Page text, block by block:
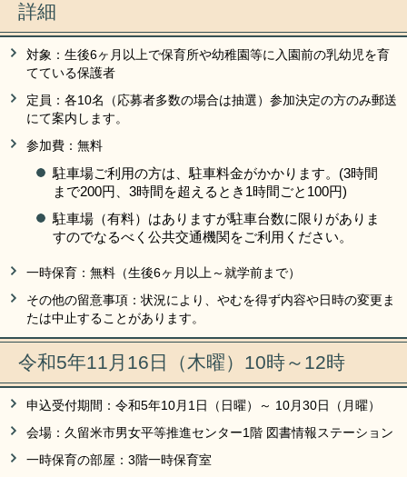
詳細
対象：生後6ヶ月以上で保育所や幼稚園等に入園前の乳幼児を育
てている保護者
定員：各10名（応募者多数の場合は抽選）参加決定の方のみ郵送
にて案内します。
参加費：無料
駐車場ご利用の方は、駐車料金がかかります。(3時間
まで200円、3時間を超えるとき1時間ごと100円)
駐車場（有料）はありますが駐車台数に限りがありま
すのでなるべく公共交通機関をご利用ください。
一時保育：無料（生後6ヶ月以上～就学前まで）
その他の留意事項：状況により、やむを得ず内容や日時の変更ま
たは中止することがあります。
令和5年11月16日（木曜）10時～12時
申込受付期間：令和5年10月1日（日曜）～ 10月30日（月曜）
会場：久留米市男女平等推進センター1階 図書情報ステーション
一時保育の部屋：3階一時保育室